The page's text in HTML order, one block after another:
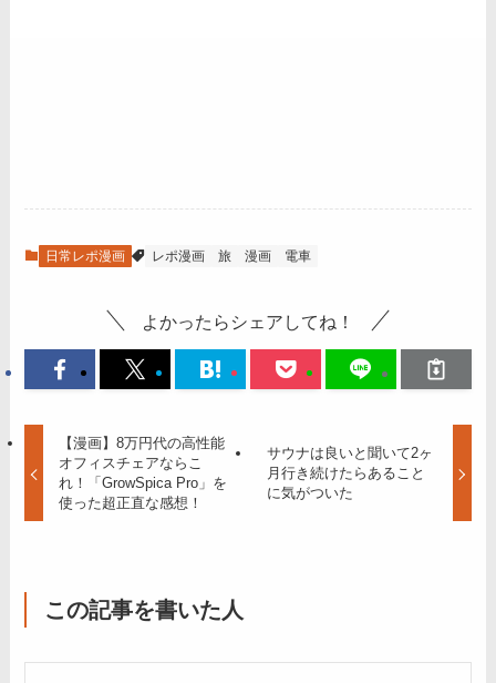
日常レポ漫画 レポ漫画 旅 漫画 電車
よかったらシェアしてね！
【漫画】8万円代の高性能
オフィスチェアならこ
れ！「GrowSpica Pro」を
使った超正直な感想！
サウナは良いと聞いて2ヶ
月行き続けたらあること
に気がついた
この記事を書いた人